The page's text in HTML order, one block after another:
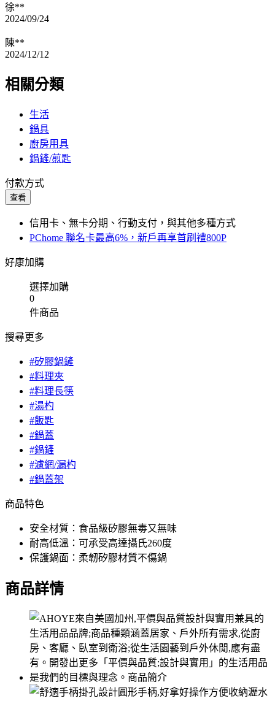
徐**
2024/09/24
陳**
2024/12/12
相關分類
生活
鍋具
廚房用具
鍋鏟/煎匙
付款方式
查看
信用卡、無卡分期、行動支付，與其他多種方式
PChome 聯名卡最高6%，新戶再享首刷禮800P
好康加購
選擇加購
0
件商品
搜尋更多
#矽膠鍋鏟
#料理夾
#料理長筷
#湯杓
#飯匙
#鍋蓋
#鍋鏟
#濾網/漏杓
#鍋蓋架
商品特色
安全材質：食品級矽膠無毒又無味
耐高低溫：可承受高達攝氏260度
保護鍋面：柔韌矽膠材質不傷鍋
商品詳情